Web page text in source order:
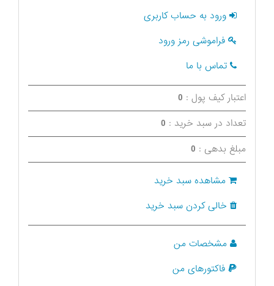
ورود به حساب کاربری
فراموشی رمز ورود
تماس با ما
اعتبار کیف پول : 0
تعداد در سبد خرید : 0
مبلغ بدهی : 0
مشاهده سبد خرید
خالی کردن سبد خرید
مشخصات من
فاکتورهای من